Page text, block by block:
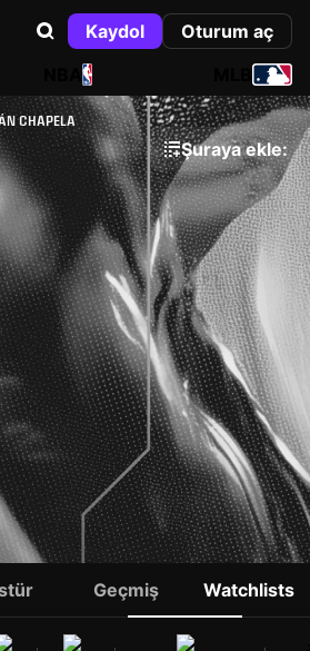
Kaydol
Oturum aç
NBA
CHAPELA
Şuraya ekle:
Geçmiş Watchlists